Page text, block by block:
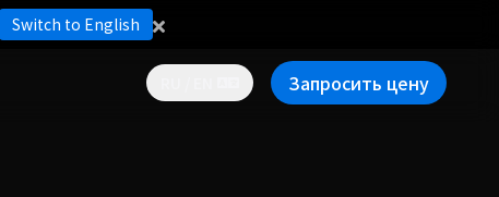
Запросить цену
Switch to English